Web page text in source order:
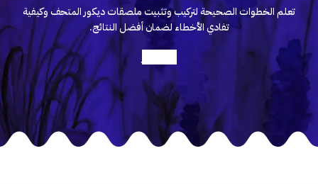
تعلم الخطوات الصحيحة لتركيب وتثبيت ملصقات ديكور المتحف وكيفية
تفادي الأخطاء لضمان أفضل النتائج.